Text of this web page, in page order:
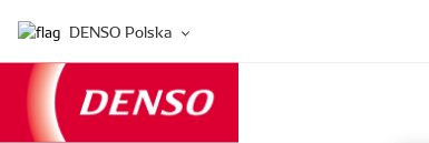
DENSO Polska